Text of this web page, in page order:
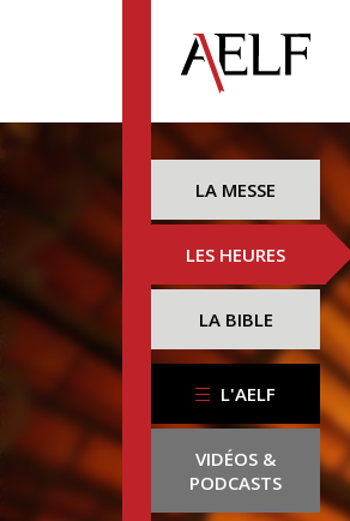
LA MESSE
LES HEURES
LA BIBLE
L'AELF
VIDÉOS &
PODCASTS